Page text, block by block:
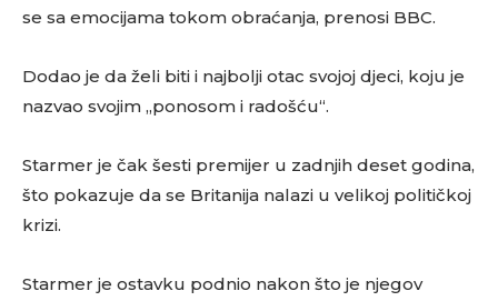
se sa emocijama tokom obraćanja, prenosi BBC.
Dodao je da želi biti i najbolji otac svojoj djeci, koju je
nazvao svojim „ponosom i radošću“.
Starmer je čak šesti premijer u zadnjih deset godina,
što pokazuje da se Britanija nalazi u velikoj političkoj
krizi.
Starmer je ostavku podnio nakon što je njegov